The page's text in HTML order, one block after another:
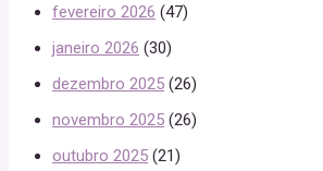
fevereiro 2026 (47)
janeiro 2026 (30)
dezembro 2025 (26)
novembro 2025 (26)
outubro 2025 (21)